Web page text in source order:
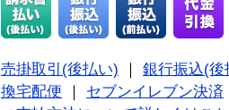
売掛取引(後払い)
銀行振込(後
換宅配便
セブンイレブン決済